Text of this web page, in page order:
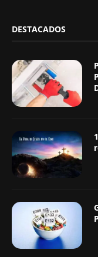
DESTACADOS